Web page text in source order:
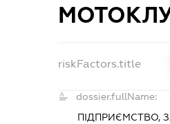
riskFactors.title
dossier.fullName:
ПІДПРИЄМСТВО,